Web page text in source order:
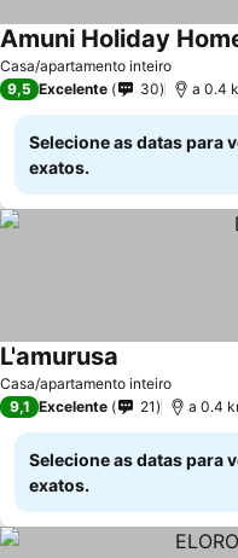
Casa/apartamento inteiro
Amuni Holiday
9,5 Excelente 30 a 0.4
Selecione as datas para
exatos.
Casa/apartamento inteiro
L'amurusa
9,1 Excelente 21 a 0.4
Selecione as datas para
exatos.